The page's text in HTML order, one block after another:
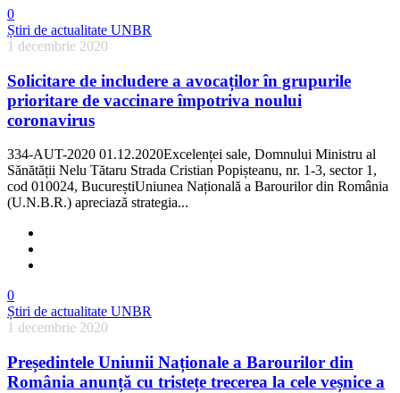
0
Știri de actualitate UNBR
1 decembrie 2020
Solicitare de includere a avocaților în grupurile
prioritare de vaccinare împotriva noului
coronavirus
334-AUT-2020 01.12.2020Excelenței sale, Domnului Ministru al
Sănătății Nelu Tătaru Strada Cristian Popișteanu, nr. 1-3, sector 1,
cod 010024, BucureștiUniunea Națională a Barourilor din România
(U.N.B.R.) apreciază strategia...
0
Știri de actualitate UNBR
1 decembrie 2020
Președintele Uniunii Naționale a Barourilor din
România anunță cu tristețe trecerea la cele veșnice a